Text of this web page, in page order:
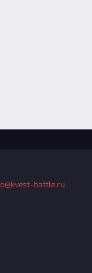
battle.ru